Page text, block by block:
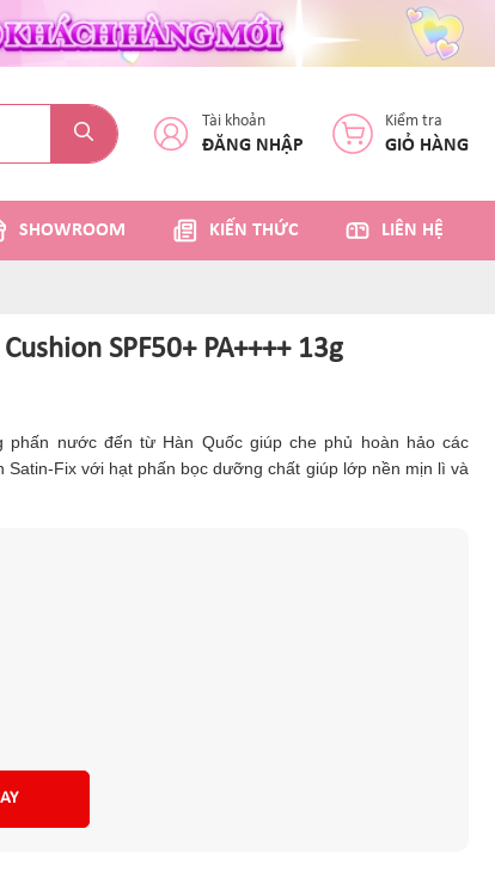
Tài khoản
ĐĂNG NHẬP
Kiểm tra
GIỎ HÀNG
SHOWROOM KIẾN THỨC LIÊN HỆ
SPF50+ PA++++ 13g
phấn nước đến từ Hàn Quốc giúp che phủ hoàn hảo các
Fix với hạt phấn bọc dưỡng chất giúp lớp nền mịn lì và